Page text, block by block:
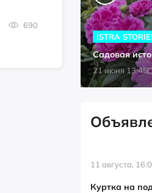
690
21 июня 13:45
ISTRA
Садовая
11 августа,
Куртка на